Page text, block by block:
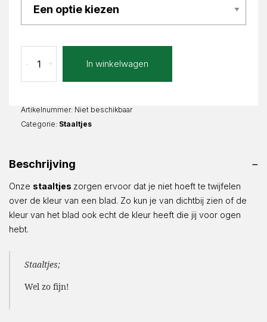
staal
aantal
+
- In winkelwagen
Artikelnummer: Niet beschikbaar
Categorie: Staaltjes
Beschrijving
Onze staaltjes zorgen ervoor dat je niet hoeft te twijfelen
over de kleur van een blad. Zo kun je van dichtbij zien of de
kleur van het blad ook echt de kleur heeft die jij voor ogen
hebt.
Staaltjes;
Wel zo fijn!